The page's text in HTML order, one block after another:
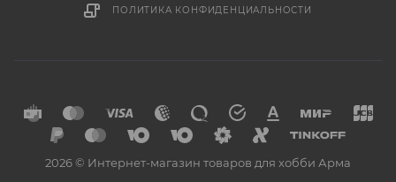
ПОЛИТИКА КОНФИДЕНЦИАЛЬНОСТИ
2026 © Интернет-магазин товаров для хобби Арма